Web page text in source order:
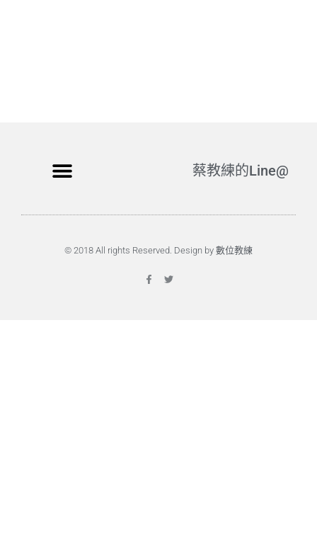
蔡教練的Line@
© 2018 All rights Reserved. Design by 數位教練